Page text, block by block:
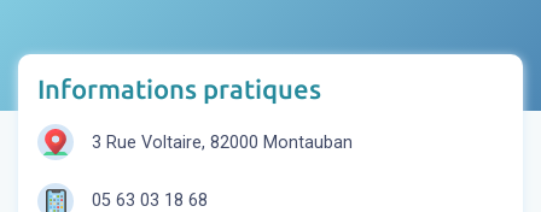
Informations pratiques
3 Rue Voltaire, 82000 Montauban
05 63 03 18 68